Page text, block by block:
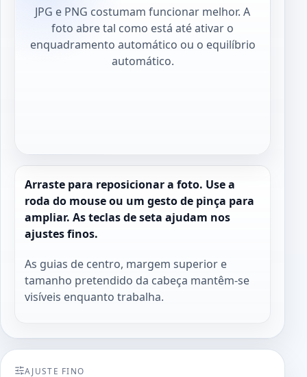
JPG e PNG costumam funcionar melhor. A
foto abre tal como está até ativar o
enquadramento automático ou o equilíbrio
automático.
Arraste para reposicionar a foto. Use a
roda do mouse ou um gesto de pinça para
ampliar. As teclas de seta ajudam nos
ajustes finos.
As guias de centro, margem superior e
tamanho pretendido da cabeça mantêm-se
visíveis enquanto trabalha.
AJUSTE FINO